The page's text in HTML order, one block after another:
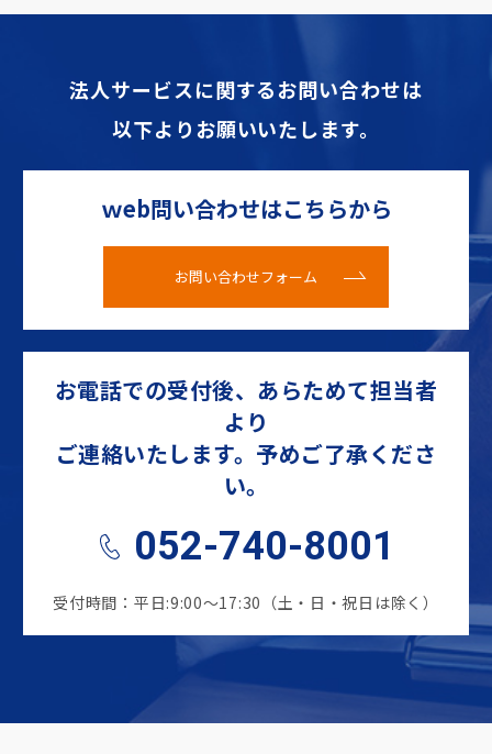
法人サービスに関するお問い合わせは
以下よりお願いいたします。
ｗeb問い合わせはこちらから
お問い合わせフォーム
お電話での受付後、あらためて担当者
より
ご連絡いたします。予めご了承くださ
い。
052-740-8001
受付時間：平日:9:00～17:30（土・日・祝日は除く）